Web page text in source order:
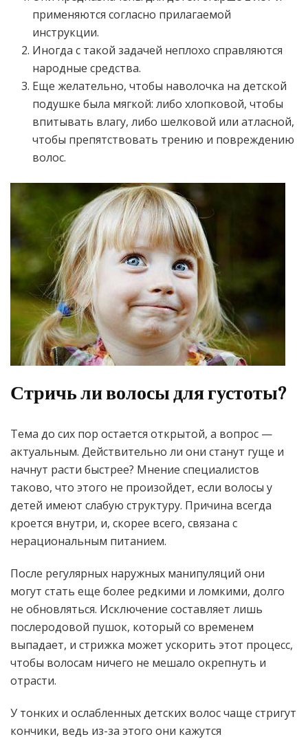
применяются согласно прилагаемой
инструкции.
Иногда с такой задачей неплохо справляются
народные средства.
Еще желательно, чтобы наволочка на детской
подушке была мягкой: либо хлопковой, чтобы
впитывать влагу, либо шелковой или атласной,
чтобы препятствовать трению и повреждению
волос.
Стричь ли волосы для густоты?
Тема до сих пор остается открытой, а вопрос —
актуальным. Действительно ли они станут гуще и
начнут расти быстрее? Мнение специалистов
таково, что этого не произойдет, если волосы у
детей имеют слабую структуру. Причина всегда
кроется внутри, и, скорее всего, связана с
нерациональным питанием.
После регулярных наружных манипуляций они
могут стать еще более редкими и ломкими, долго
не обновляться. Исключение составляет лишь
послеродовой пушок, который со временем
выпадает, и стрижка может ускорить этот процесс,
чтобы волосам ничего не мешало окрепнуть и
отрасти.
У тонких и ослабленных детских волос чаще стригут
кончики, ведь из-за этого они кажутся